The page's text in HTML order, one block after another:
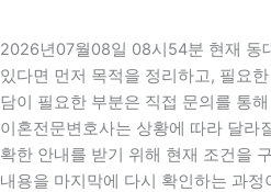
2026년07월08일 08시54분 현재 동
있다면 먼저 목적을 정리하고, 필요
담이 필요한 부분은 직접 문의를 통
이혼전문변호사는 상황에 따라 달라
확한 안내를 받기 위해 현재 조건을
내용을 마지막에 다시 확인하는 과정